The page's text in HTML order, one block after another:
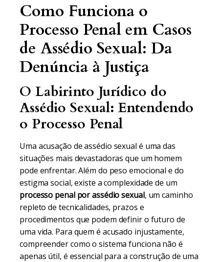
Como Funciona o
Processo Penal em Casos
de Assédio Sexual: Da
Denúncia à Justiça
O Labirinto Jurídico do
Assédio Sexual: Entendendo
o Processo Penal
Uma acusação de assédio sexual é uma das
situações mais devastadoras que um homem
pode enfrentar. Além do peso emocional e do
estigma social, existe a complexidade de um
processo penal por assédio sexual, um caminho
repleto de tecnicalidades, prazos e
procedimentos que podem definir o futuro de
uma vida. Para quem é acusado injustamente,
compreender como o sistema funciona não é
apenas útil, é essencial para a construção de uma